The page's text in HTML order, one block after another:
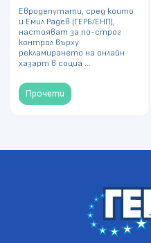
Евродепутати, сред които
и Емил Радев (ГЕРБ/ЕНП),
настояват за по-строг
контрол върху
рекламирането на онлайн
хазарт в социа ...
Прочети